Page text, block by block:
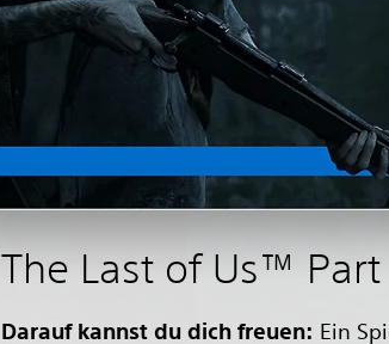
The Last of Us™ Part
Darauf kannst du dich freuen: Ein